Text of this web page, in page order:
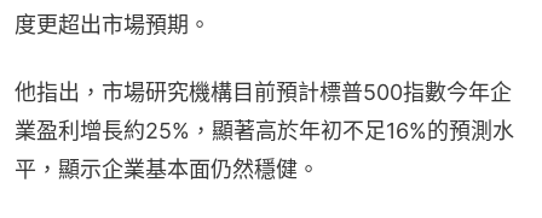
度更超出市場預期。
他指出，市場研究機構目前預計標普500指數今年企
業盈利增長約25%，顯著高於年初不足16%的預測水
平，顯示企業基本面仍然穩健。